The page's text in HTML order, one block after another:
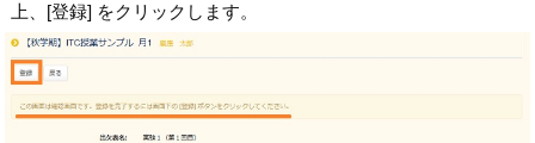
上、[登録] をクリックします。